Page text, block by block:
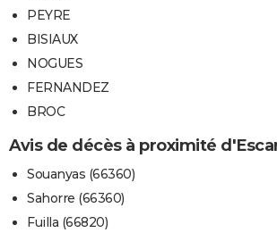
PEYRE
BISIAUX
NOGUES
FERNANDEZ
BROC
Avis de décès à proximité
Souanyas (66360)
Sahorre (66360)
Fuilla (66820)